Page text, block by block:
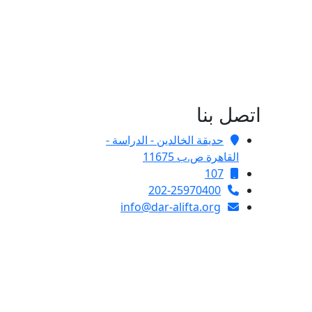
اتصل بنا
حديقة الخالدين - الدراسة -
القاهرة ص.ب 11675
107
202-25970400
info@dar-alifta.org